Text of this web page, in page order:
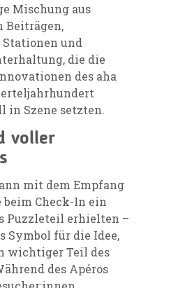
Mischung aus
und
die die
des aha
in Szene setzten.
voller
mit dem Empfang
beim Check-In ein
Puzzleteil erhielten –
Symbol für die Idee,
wichtiger Teil des
des Apéros